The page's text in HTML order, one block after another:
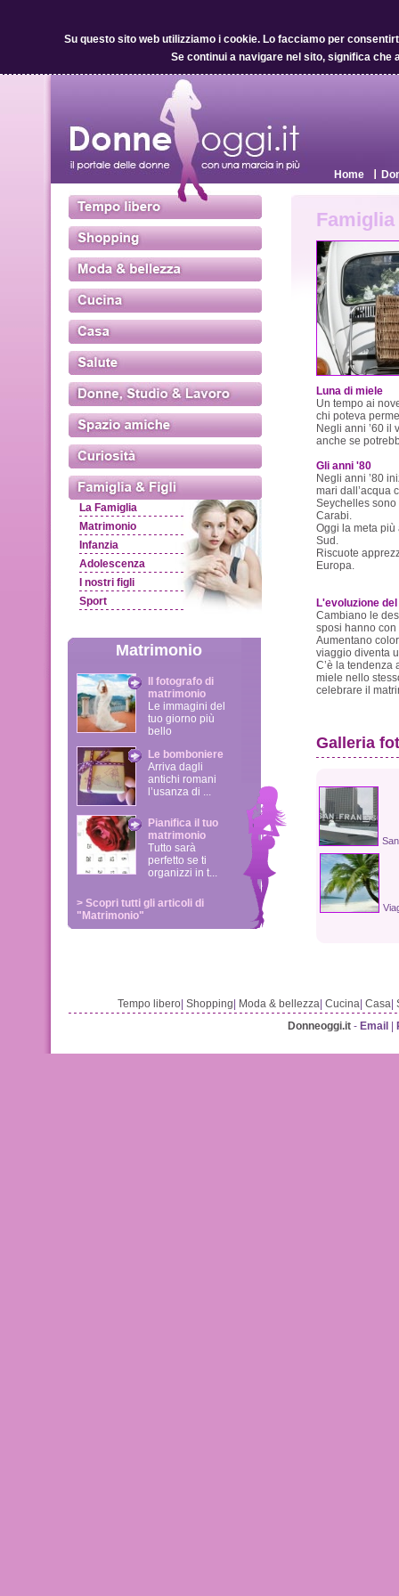
Su questo sito web utilizziamo i cookie.Lo facciamo per
Se continui a navigare nel sito, significa che
Home
La Famiglia
Matrimonio
Infanzia
Adolescenza
I nostri figli
Sport
Matrimonio
Il fotografo di
matrimonio
Le immagini del
tuo giorno più
bello
Le bomboniere
Arriva dagli
antichi romani
l’usanza di ...
Pianifica il tuo
matrimonio
Tutto sarà
perfetto se ti
organizzi in t...
> Scopri tutti gli articoli di
"Matrimonio"
Luna di miele
Un tempo ai
chi poteva
Negli anni ’60 il
anche se
Gli anni '80
Negli anni ’80
mari dall’acqua
Seychelles
Carabi.
Oggi la meta più
Sud.
Riscuote
Europa.
L'evoluzione
Cambiano le
sposi hanno con
Aumentano
viaggio diventa
C’è la tendenza
miele nello
celebrare il
Galleria
Tempo libero Shopping Moda & bellezza Cucina Casa
Donneoggi.it - Email